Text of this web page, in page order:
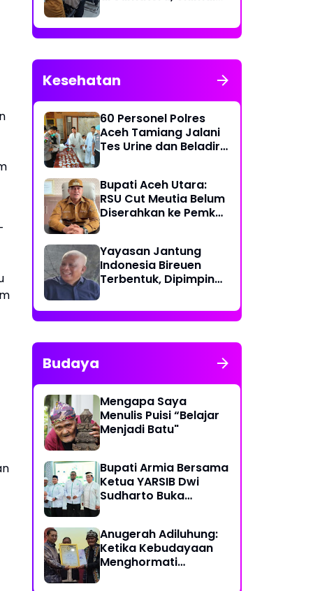
Penyusunan Kurikulum
Kesehatan
60 Personel Polres
Aceh Tamiang Jalani
Tes Urine dan Beladiri
Bupati Aceh Utara:
RSU Cut Meutia Belum
Diserahkan ke Pemko
Yayasan Jantung
Indonesia Bireuen
Terbentuk, Dipimpin
Sp.JP(K)
Budaya
Mengapa Saya
Menulis Puisi “Belajar
Menjadi Batu"
Bupati Armia Bersama
Ketua YARSIB Dwi
Sudharto Buka
Anugerah Adiluhung:
Ketika Kebudayaan
Menghormati